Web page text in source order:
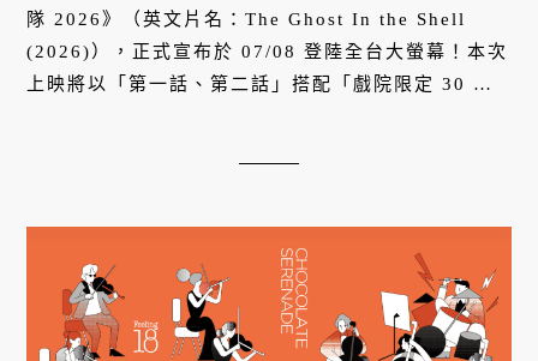
隊 2026》（英文片名：The Ghost In the Shell
(2026)），正式宣布於 07/08 登陸全台大螢幕！本次
上映將以「第一話、第二話」搭配「戲院限定 30 分